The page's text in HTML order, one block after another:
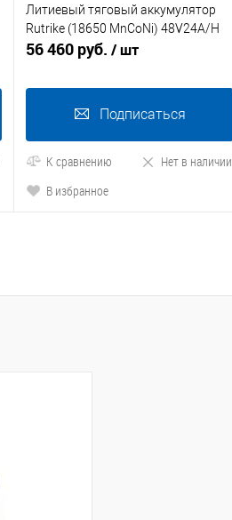
Литиевый тяговый аккумулятор
Rutrike (18650 MnCoNi) 48V24A/H
56 460 руб. / шт
Подписаться
К сравнению
Нет в наличии
В избранное